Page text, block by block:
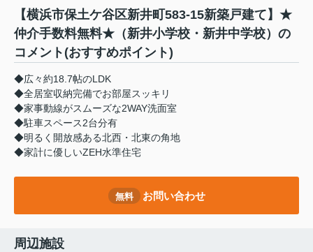
【横浜市保土ケ谷区新井町583-15新築戸建て】★
仲介手数料無料★（新井小学校・新井中学校）の
コメント(おすすめポイント)
◆広々約18.7帖のLDK
◆全居室収納完備でお部屋スッキリ
◆家事動線がスムーズな2WAY洗面室
◆駐車スペース2台分有
◆明るく開放感ある北西・北東の角地
◆家計に優しいZEH水準住宅
無料 お問い合わせ
周辺施設